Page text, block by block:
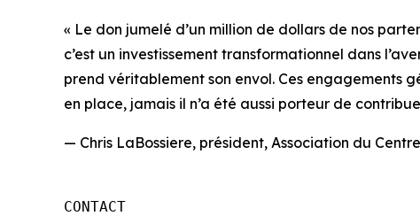
« Le don jumelé d’un million de dollars de nos
c’est un investissement transformationnel dans
prend véritablement son envol. Ces engagements
en place, jamais il n’a été aussi porteur de
— Chris LaBossiere, président, Association du
CONTACT